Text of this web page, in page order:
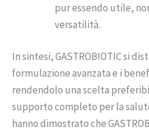
pur essendo utile,
versatilità.
In sintesi, GASTROBIOTIC si
formulazione avanzata e i
rendendolo una scelta
supporto completo per la
hanno dimostrato che